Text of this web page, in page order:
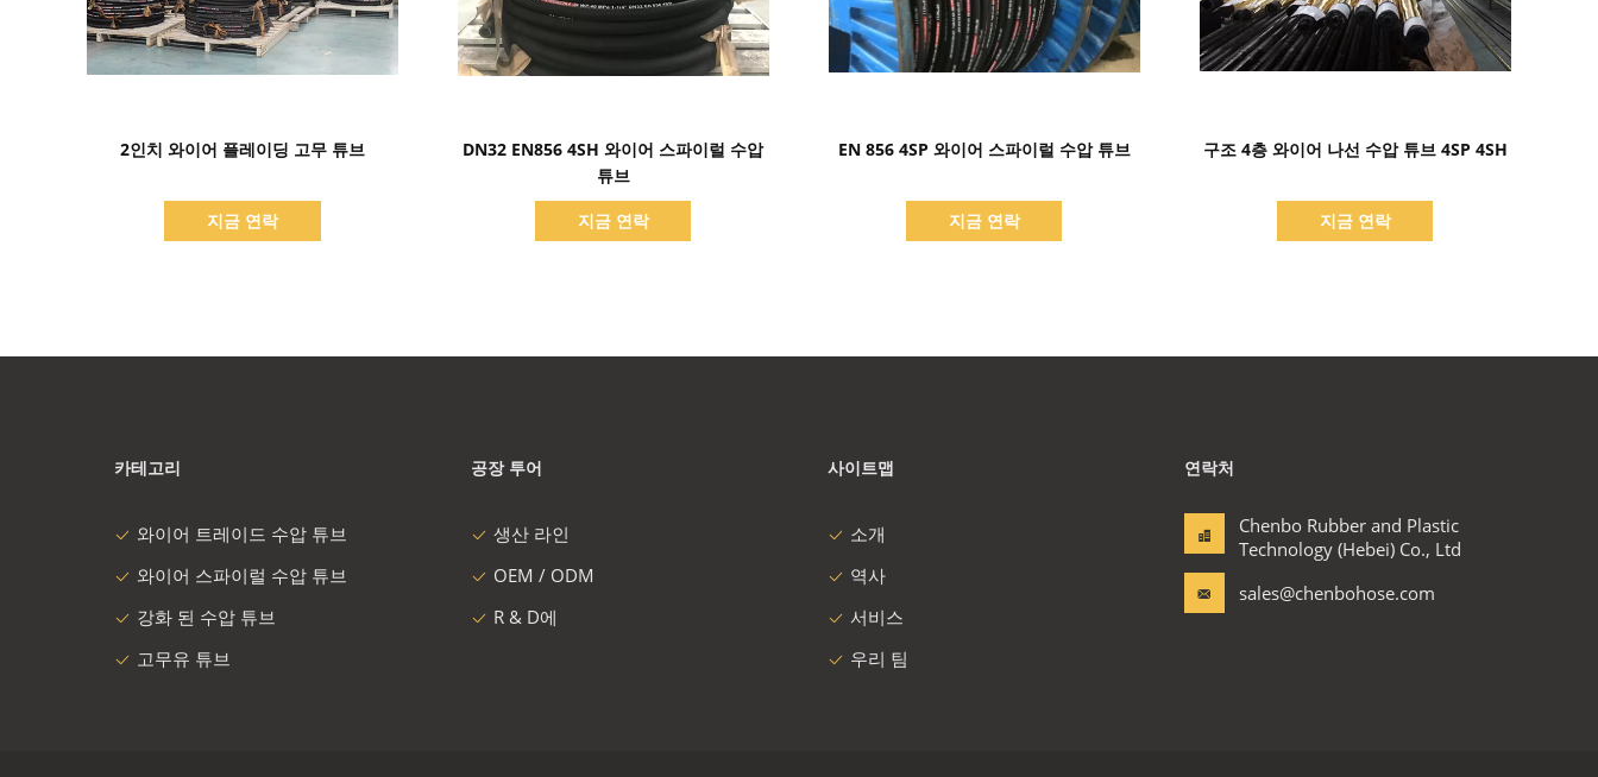
2인치 와이어 플레이딩 고무 튜브
지금 연락
DN32 EN856 4SH 와이어 스파이럴 수압
튜브
지금 연락
EN 856 4SP 와이어 스파이럴 수압 튜브
지금 연락
구조 4층 와이어 나선 수압 튜브 4SP 4SH
지금 연락
카테고리
와이어 트레이드 수압 튜브
와이어 스파이럴 수압 튜브
강화 된 수압 튜브
고무유 튜브
공장 투어
생산 라인
OEM / ODM
R & D에
사이트맵
소개
역사
서비스
우리 팀
연락처
Chenbo Rubber and Plastic
Technology (Hebei) Co., Ltd
sales@chenbohose.com